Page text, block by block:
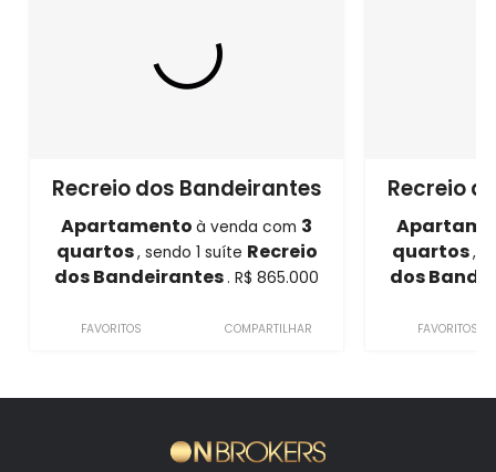
Recreio dos Bandeirantes
Apartamentoà venda com 3
quartos, sendo 1 suíte Recreio
dos Bandeirantes. R$ 865.000
FAVORITOS COMPARTILHAR
Recreio
quartos,
dos
FAVORITOS